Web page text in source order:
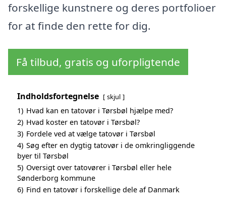
forskellige kunstnere og deres portfolioer
for at finde den rette for dig.
Få tilbud, gratis og uforpligtende
Indholdsfortegnelse skjul
1) Hvad kan en tatovør i Tørsbøl hjælpe med?
2) Hvad koster en tatovør i Tørsbøl?
3) Fordele ved at vælge tatovør i Tørsbøl
4) Søg efter en dygtig tatovør i de omkringliggende
byer til Tørsbøl
5) Oversigt over tatovører i Tørsbøl eller hele
Sønderborg kommune
6) Find en tatovør i forskellige dele af Danmark